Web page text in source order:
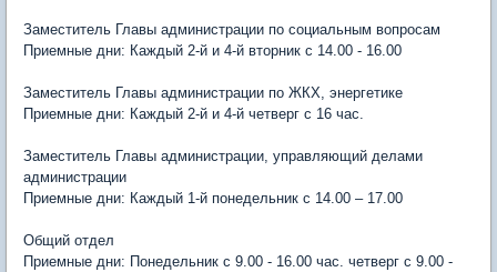
Заместитель Главы администрации по социальным вопросам
Приемные дни: Каждый 2-й и 4-й вторник с 14.00 - 16.00
Заместитель Главы администрации по ЖКХ, энергетике
Приемные дни: Каждый 2-й и 4-й четверг с 16 час.
Заместитель Главы администрации, управляющий делами
администрации
Приемные дни: Каждый 1-й понедельник с 14.00 – 17.00
Общий отдел
Приемные дни: Понедельник с 9.00 - 16.00 час. четверг с 9.00 -